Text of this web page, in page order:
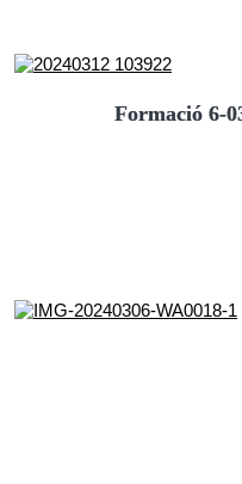
Formació 6-